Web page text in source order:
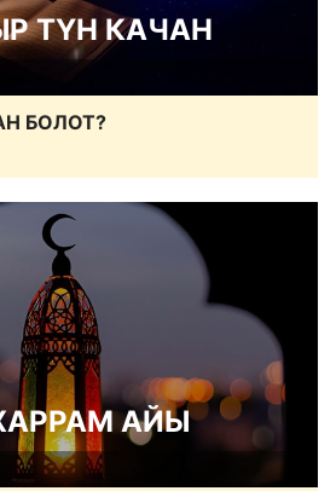
ТҮН КАЧАН
БОЛОТ?
АЙЫ